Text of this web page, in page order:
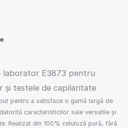
laborator E3873 pentru
și testele de capilaritate
pentru a satisface o gamă largă de
caracteristicilor sale versatile și
Realizat din 100% celuloză pură, fără